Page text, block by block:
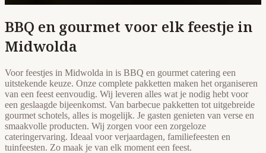
BBQ en gourmet voor elk feestje in
Midwolda
Voor feestjes in Midwolda in is BBQ en gourmet catering een
uitstekende keuze. Onze complete pakketten maken het organiseren
van een feest eenvoudig. Wij leveren alles wat je nodig hebt voor
een geslaagde bijeenkomst. Van barbecue pakketten tot uitgebreide
gourmet schotels, alles is mogelijk. Je gasten genieten van verse en
smaakvolle producten. Wij zorgen voor een zorgeloze
cateringervaring. Ideaal voor verjaardagen, familiefeesten en
tuinfeesten. Zo maak je van elk moment een feest.